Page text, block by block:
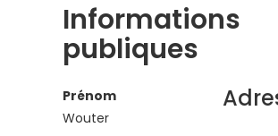
Informations
publiques
Prénom
Wouter